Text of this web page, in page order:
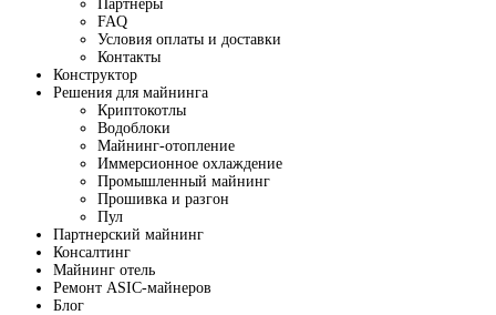
Партнеры
FAQ
Условия оплаты и доставки
Контакты
Конструктор
Решения для майнинга
Криптокотлы
Водоблоки
Майнинг-отопление
Иммерсионное охлаждение
Промышленный майнинг
Прошивка и разгон
Пул
Партнерский майнинг
Консалтинг
Майнинг отель
Ремонт ASIC-майнеров
Блог